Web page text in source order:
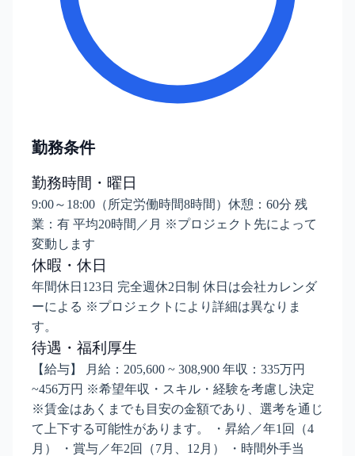
勤務条件
勤務時間・曜日
9:00～18:00（所定労働時間8時間）休憩：60分 残
業：有 平均20時間／月 ※プロジェクト先によって
変動します
休暇・休日
年間休日123日 完全週休2日制 休日は会社カレンダ
ーによる ※プロジェクトにより詳細は異なりま
す。
待遇・福利厚生
【給与】 月給：205,600 ~ 308,900 年収：335万円
~456万円 ※希望年収・スキル・経験を考慮し決定
※賃金はあくまでも目安の金額であり、選考を通じ
て上下する可能性があります。 ・昇給／年1回（4
月） ・賞与／年2回（7月、12月） ・時間外手当